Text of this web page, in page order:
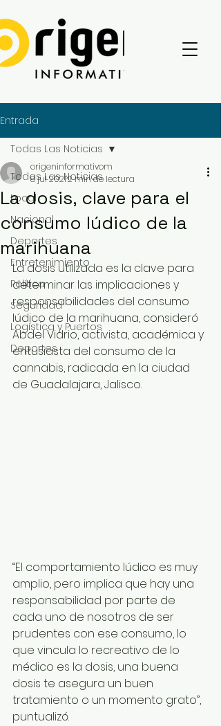
Entrada
Todas Las Noticias
Local
Nacional
Deportes
Entretenimiento
Política
Seguridad
Logística y Puertos
Deportes
Todas Las Noticias
La dosis, clave para el
consumo lúdico de la
marihuana
origeninformativom
8 jul 20212 min de lectura
La dosis utilizada es la clave para
determinar las implicaciones y
responsabilidades del consumo
lúdico de la marihuana, consideró
Abdel Vidrio, activista, académica y
entusiasta del consumo de la
cannabis, radicada en la ciudad
de Guadalajara, Jalisco.
“El comportamiento lúdico es muy
amplio, pero implica que hay una
responsabilidad por parte de
cada uno de nosotros de ser
prudentes con ese consumo, lo
que vincula lo recreativo de lo
médico es la dosis, una buena
dosis te asegura un buen
tratamiento o un momento grato”,
puntualizó.